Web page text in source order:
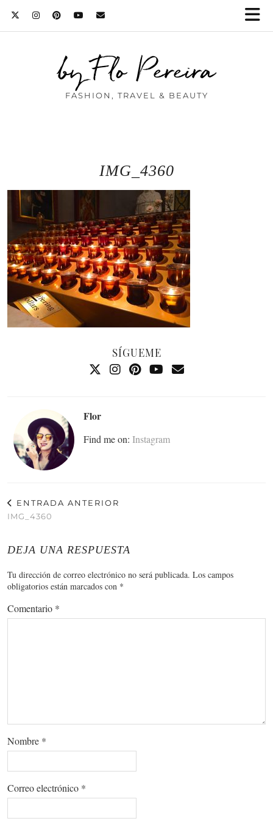
by Flo Pereira
FASHION, TRAVEL & BEAUTY
IMG_4360
SÍGUEME
Flor
Find me on: Instagram
ENTRADA ANTERIOR
IMG_4360
DEJA UNA RESPUESTA
Tu dirección de correo electrónico no será publicada. Los campos
obligatorios están marcados con *
Comentario *
Nombre *
Correo electrónico *